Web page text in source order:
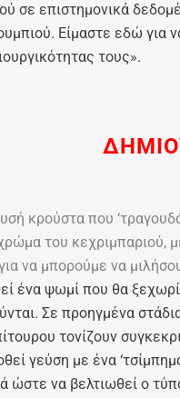
σε επιστημονικά
Είμαστε εδώ για
τους».
κρούστα που
του κεχριμπαριού,
να μπορούμε να
ένα ψωμί που θα
Σε προηγμένα
τονίζουν
γεύση με ένα
να βελτιωθεί o